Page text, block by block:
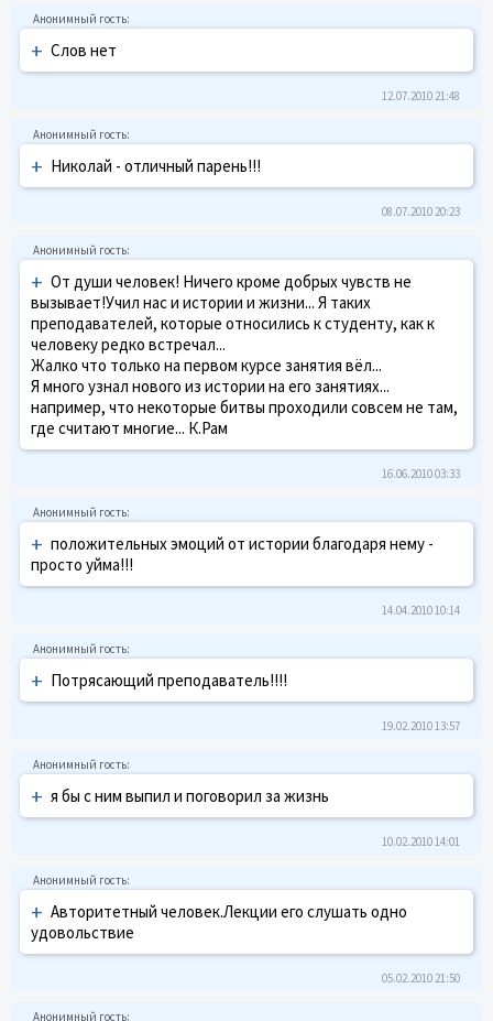
+ Слов нет
12.07.2010 21:48
+ Николай - отличный парень!!!
08.07.2010 20:23
+ От души человек! Ничего кроме добрых чувств не
вызывает!Учил нас и истории и жизни... Я таких
преподавателей, которые относились к студенту, как к
человеку редко встречал...
Жалко что только на первом курсе занятия вёл...
Я много узнал нового из истории на его занятиях...
например, что некоторые битвы проходили совсем не там,
где считают многие... К.Рам
16.06.2010 03:33
+ положительных эмоций от истории благодаря нему -
просто уйма!!!
14.04.2010 10:14
+ Потрясающий преподаватель!!!!
19.02.2010 13:57
+ я бы с ним выпил и поговорил за жизнь
10.02.2010 14:01
+ Авторитетный человек.Лекции его слушать одно
удовольствие
05.02.2010 21:50